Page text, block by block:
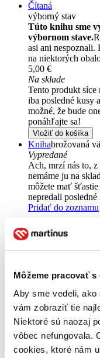
Môžeme pracovať
Aby sme vedeli, ako
vám zobraziť tie
Niektoré sú naozaj
vôbec nefungovala.
cookies, ktoré nám
Čítaná
výborný stav
Túto knihu sme
výbornom stave.
asi ani nespoznali.
na niektorých
5,00 €
Na sklade
Tento produkt síce
iba posledné kusy
možné, že bude
ponáhľajte sa!
Vložiť do košíka
Knihabrožovaná
Vypredané
Ach, mrzí nás to,
nemáme ju na
môžete mať
nepredali posledné
Pridať do zoznamu